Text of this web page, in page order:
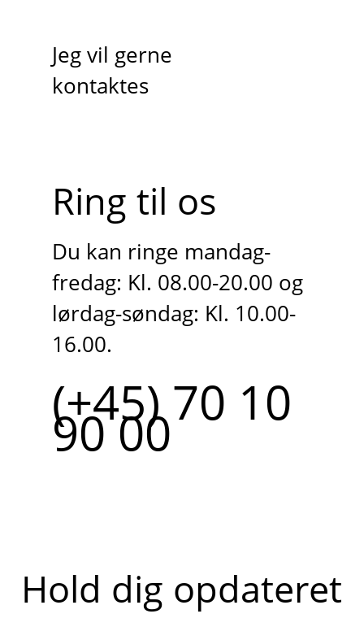
Jeg vil gerne
kontaktes
Ring til os
Du kan ringe mandag-
fredag: Kl. 08.00-20.00 og
lørdag-søndag: Kl. 10.00-
16.00.
(+45) 70 10
90 00
Hold dig opdateret